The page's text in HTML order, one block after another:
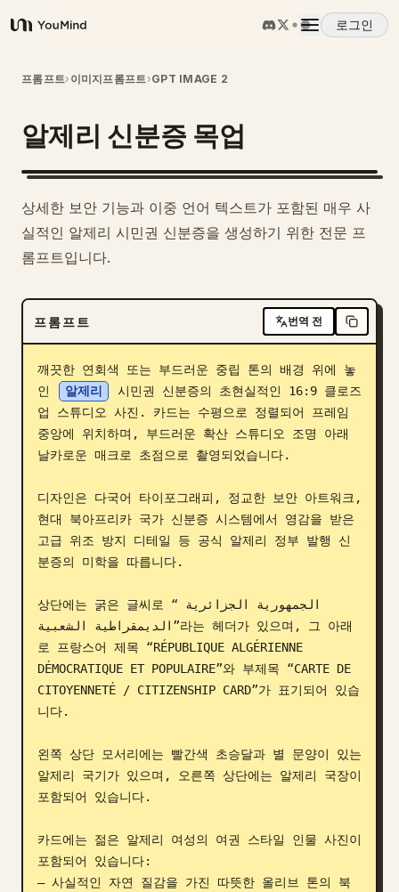
YouMind
로그인
개요
사용 사례
프롬프트
가격
다운로드
블로그
프롬프트› 이미지프롬프트›GPT IMAGE 2
알제리 신분증 목업
상세한 보안 기능과 이중 언어 텍스트가 포함된 매우 사
실적인 알제리 시민권 신분증을 생성하기 위한 전문 프
롬프트입니다.
프롬프트 번역 전
깨끗한 연회색 또는 부드러운 중립 톤의 배경 위에 놓
인
알제리
시민권 신분증의 초현실적인 16:9 클로즈
업 스튜디오 사진. 카드는 수평으로 정렬되어 프레임
중앙에 위치하며, 부드러운 확산 스튜디오 조명 아래
날카로운 매크로 초점으로 촬영되었습니다.
디자인은 다국어 타이포그래피, 정교한 보안 아트워크,
현대 북아프리카 국가 신분증 시스템에서 영감을 받은
고급 위조 방지 디테일 등 공식 알제리 정부 발행 신
분증의 미학을 따릅니다.
상단에는 굵은 글씨로 “الجمهورية الجزائرية
الديمقراطية الشعبية”라는 헤더가 있으며, 그 아래
로 프랑스어 제목 “RÉPUBLIQUE ALGÉRIENNE
DÉMOCRATIQUE ET POPULAIRE”와 부제목 “CARTE DE
CITOYENNETÉ / CITIZENSHIP CARD”가 표기되어 있습
니다.
왼쪽 상단 모서리에는 빨간색 초승달과 별 문양이 있는
알제리 국기가 있으며, 오른쪽 상단에는 알제리 국장이
포함되어 있습니다.
카드에는 젊은 알제리 여성의 여권 스타일 인물 사진이
포함되어 있습니다:
– 사실적인 자연 질감을 가진 따뜻한 올리브 톤의 북